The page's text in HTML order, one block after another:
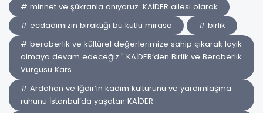
# minnet ve şükranla anıyoruz. KAİDER ailesi olarak
# ecdadımızın bıraktığı bu kutlu mirasa
# birlik
# beraberlik ve kültürel değerlerimize sahip çıkarak layık
olmaya devam edeceğiz." KAİDER’den Birlik ve Beraberlik
Vurgusu Kars
# Ardahan ve Iğdır’ın kadim kültürünü ve yardımlaşma
ruhunu İstanbul’da yaşatan KAİDER